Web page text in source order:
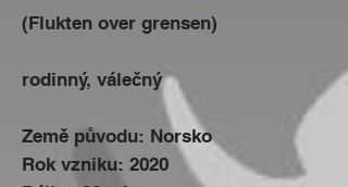
(Flukten over grensen)
rodinný, válečný
Země původu: Norsko
Rok vzniku: 2020